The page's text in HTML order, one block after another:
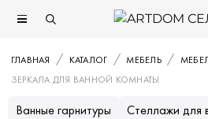
ГЛАВНАЯ КАТАЛОГ МЕБЕЛЬ
ЗЕРКАЛА ДЛЯ ВАННОЙ КОМНАТЫ
Ванные гарнитуры Стеллажи для